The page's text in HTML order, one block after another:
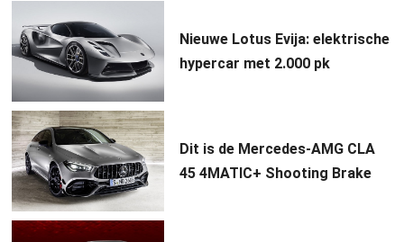
Nieuwe Lotus Evija: elektrische
hypercar met 2.000 pk
Dit is de Mercedes-AMG CLA
45 4MATIC+ Shooting Brake